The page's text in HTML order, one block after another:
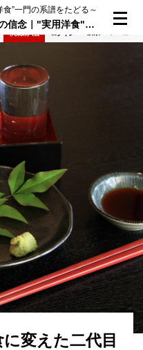
食”一門の系譜をたどる～
洋食・中華から和食に変えた二代目の信念｜"実用洋食"三好弥一門の系譜をたどる⑧
変えた二代目